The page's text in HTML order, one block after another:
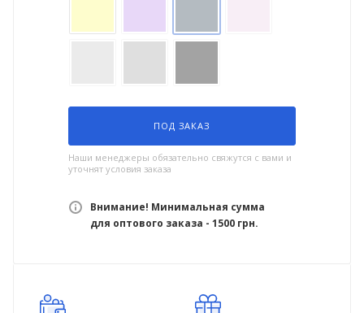
ПОД ЗАКАЗ
Наши менеджеры обязательно свяжутся с вами и
уточнят условия заказа
Внимание! Минимальная сумма
для оптового заказа - 1500 грн.